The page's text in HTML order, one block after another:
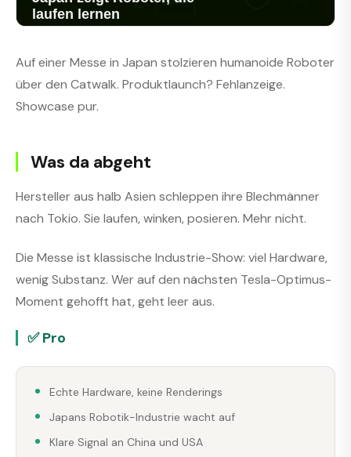
Auf einer Messe in Japan stolzieren humanoide Roboter
über den Catwalk. Produktlaunch? Fehlanzeige.
Showcase pur.
Was da abgeht
Hersteller aus halb Asien schleppen ihre Blechmänner
nach Tokio. Sie laufen, winken, posieren. Mehr nicht.
Die Messe ist klassische Industrie-Show: viel Hardware,
wenig Substanz. Wer auf den nächsten Tesla-Optimus-
Moment gehofft hat, geht leer aus.
✅ Pro
Echte Hardware, keine Renderings
Japans Robotik-Industrie wacht auf
Klare Signal an China und USA